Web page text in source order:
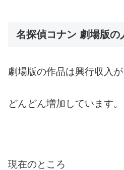
名探偵コナン 劇場版の
劇場版の作品は興行収入が
どんどん増加しています。
現在のところ